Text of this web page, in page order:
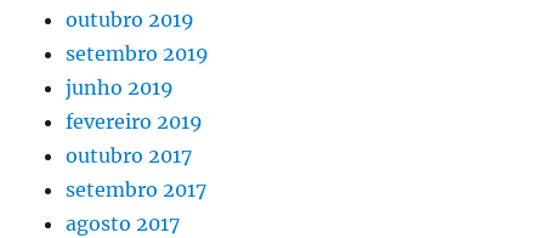
outubro 2019
setembro 2019
junho 2019
fevereiro 2019
outubro 2017
setembro 2017
agosto 2017